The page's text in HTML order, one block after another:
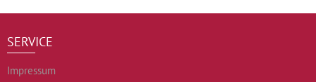
SERVICE
Impressum